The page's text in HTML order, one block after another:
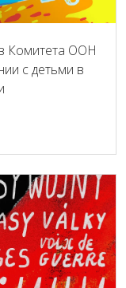
Комитета ООН
с детьми в